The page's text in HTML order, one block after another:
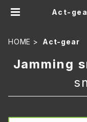
Act-
HOME Act-gear
Jamming